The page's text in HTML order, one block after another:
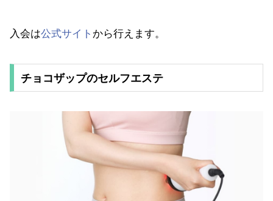
入会は公式サイト から行えます。
チョコザップのセルフエステ